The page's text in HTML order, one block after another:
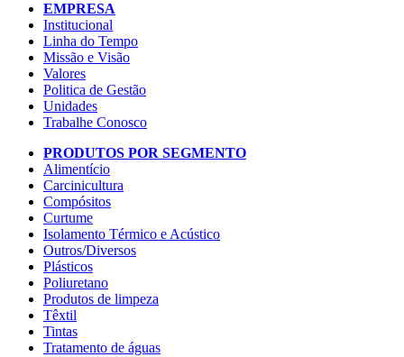
EMPRESA
Institucional
Linha do Tempo
Missão e Visão
Valores
Politica de Gestão
Unidades
Trabalhe Conosco
PRODUTOS POR SEGMENTO
Alimentício
Carcinicultura
Compósitos
Curtume
Isolamento Térmico e Acústico
Outros/Diversos
Plásticos
Poliuretano
Produtos de limpeza
Têxtil
Tintas
Tratamento de águas